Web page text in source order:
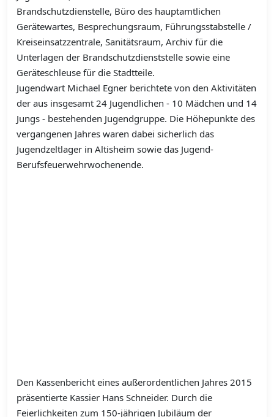
Brandschutzdienstelle, Büro des hauptamtlichen
Gerätewartes, Besprechungsraum, Führungsstabstelle /
Kreiseinsatzzentrale, Sanitätsraum, Archiv für die
Unterlagen der Brandschutzdienststelle sowie eine
Geräteschleuse für die Stadtteile.
Jugendwart Michael Egner berichtete von den Aktivitäten
der aus insgesamt 24 Jugendlichen - 10 Mädchen und 14
Jungs - bestehenden Jugendgruppe. Die Höhepunkte des
vergangenen Jahres waren dabei sicherlich das
Jugendzeltlager in Altisheim sowie das Jugend-
Berufsfeuerwehrwochenende.
Den Kassenbericht eines außerordentlichen Jahres 2015
präsentierte Kassier Hans Schneider. Durch die
Feierlichkeiten zum 150-jährigen Jubiläum der